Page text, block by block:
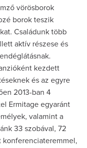
vörösborok
borok teszik
Családunk több
aktív részese és
kezdett
és az egyre
2013-ban 4
Ermitage egyaránt
valamint a
33 szobával, 72
konferenciateremmel,